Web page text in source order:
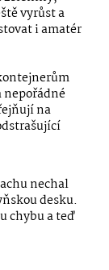
vyrůst a
i amatér
nepořádné
na
nechal
desku.
chybu a teď